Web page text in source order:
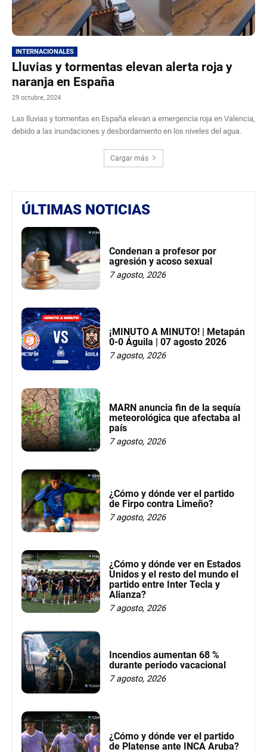
INTERNACIONALES
Lluvias y tormentas elevan alerta roja y
naranja en España
29 octubre, 2024
Las lluvias y tormentas en España elevan a emergencia roja en Valencia,
debido a las inundaciones y desbordamiento en los niveles del agua.
Cargar más
ÚLTIMAS NOTICIAS
Condenan a profesor por
agresión y acoso sexual
7 agosto, 2026
¡MINUTO A MINUTO! | Metapán
0-0 Águila | 07 agosto 2026
7 agosto, 2026
MARN anuncia fin de la sequía
meteorológica que afectaba al
país
7 agosto, 2026
¿Cómo y dónde ver el partido
de Firpo contra Limeño?
7 agosto, 2026
¿Cómo y dónde ver en Estados
Unidos y el resto del mundo el
partido entre Inter Tecla y
Alianza?
7 agosto, 2026
Incendios aumentan 68 %
durante periodo vacacional
7 agosto, 2026
¿Cómo y dónde ver el partido
de Platense ante INCA Aruba?